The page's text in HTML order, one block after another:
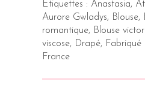
Étiquettes : Anastasia,
Aurore Gwladys, Blouse,
romantique, Blouse
viscose, Drapé, Fabriqué
France